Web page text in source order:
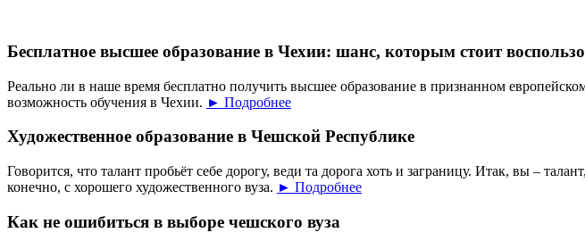
Бесплатное высшее образование в Чехии: шанс, которым стоит
Реально ли в наше время бесплатно получить высшее образование в признанном
возможность обучения в Чехии. ► Подробнее
Художественное образование в Чешской Республике
Говорится, что талант пробьёт себе дорогу, веди та дорога хоть и заграницу. Итак, вы –
конечно, с хорошего художественного вуза. ► Подробнее
Как не ошибиться в выборе чешского вуза